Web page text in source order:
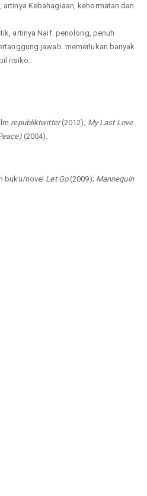
Kebahagiaan, kehormatan dan
artinya Naif. penolong, penuh
jawab. memerlukan banyak
risiko..
republiktwitter(2012); My Last Love
(2004).
buku/novel Let Go(2009); Mannequin